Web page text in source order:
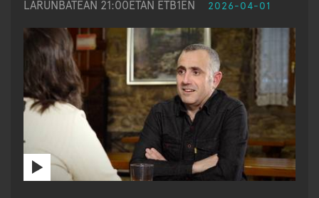
LARUNBATEAN 21:00ETAN ETB1EN 2026-04-01